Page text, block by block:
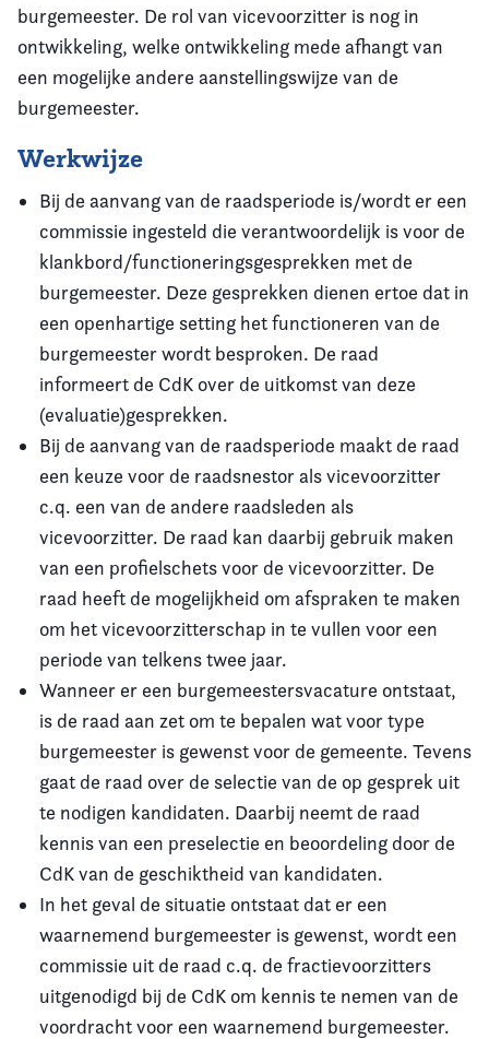
burgemeester. De rol van vicevoorzitter is nog in
ontwikkeling, welke ontwikkeling mede afhangt van
een mogelijke andere aanstellingswijze van de
burgemeester.
Werkwijze
Bij de aanvang van de raadsperiode is/wordt er een
commissie ingesteld die verantwoordelijk is voor de
klankbord/functioneringsgesprekken met de
burgemeester. Deze gesprekken dienen ertoe dat in
een openhartige setting het functioneren van de
burgemeester wordt besproken. De raad
informeert de CdK over de uitkomst van deze
(evaluatie)gesprekken.
Bij de aanvang van de raadsperiode maakt de raad
een keuze voor de raadsnestor als vicevoorzitter
c.q. een van de andere raadsleden als
vicevoorzitter. De raad kan daarbij gebruik maken
van een profielschets voor de vicevoorzitter. De
raad heeft de mogelijkheid om afspraken te maken
om het vicevoorzitterschap in te vullen voor een
periode van telkens twee jaar.
Wanneer er een burgemeestersvacature ontstaat,
is de raad aan zet om te bepalen wat voor type
burgemeester is gewenst voor de gemeente. Tevens
gaat de raad over de selectie van de op gesprek uit
te nodigen kandidaten. Daarbij neemt de raad
kennis van een preselectie en beoordeling door de
CdK van de geschiktheid van kandidaten.
In het geval de situatie ontstaat dat er een
waarnemend burgemeester is gewenst, wordt een
commissie uit de raad c.q. de fractievoorzitters
uitgenodigd bij de CdK om kennis te nemen van de
voordracht voor een waarnemend burgemeester.